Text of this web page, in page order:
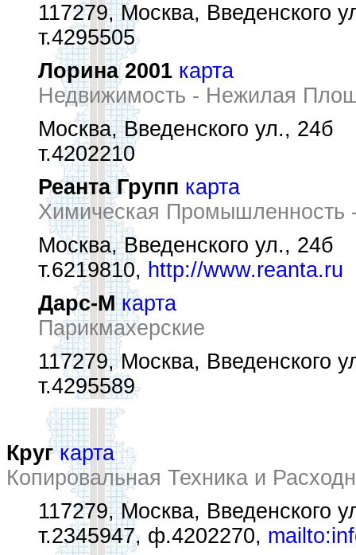
117279, Москва, Введенского
т.4295505
Лорина 2001 карта
Недвижимость - Нежилая
Москва, Введенского ул., 24б
т.4202210
Реанта Групп карта
Химическая Промышленность
Москва, Введенского ул., 24б
т.6219810, http://www.reanta.ru
Дарс-М карта
Парикмахерские
117279, Москва, Введенского
т.4295589
Круг карта
Копировальная Техника и
117279, Москва, Введенского
т.2345947, ф.4202270,